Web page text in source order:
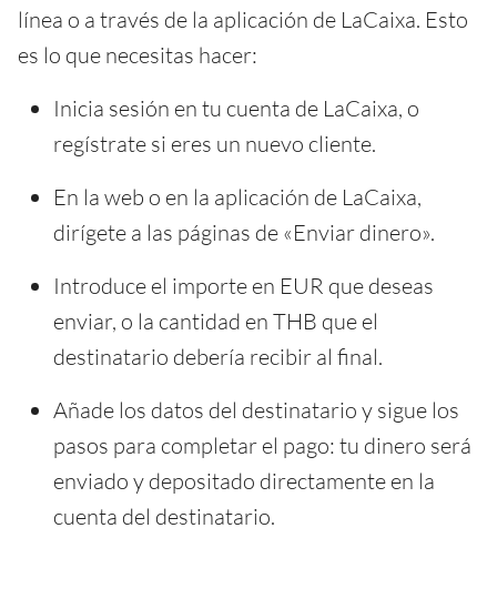
línea o a través de la aplicación de LaCaixa. Esto
es lo que necesitas hacer:
Inicia sesión en tu cuenta de LaCaixa, o
regístrate si eres un nuevo cliente.
En la web o en la aplicación de LaCaixa,
dirígete a las páginas de «Enviar dinero».
Introduce el importe en EUR que deseas
enviar, o la cantidad en THB que el
destinatario debería recibir al final.
Añade los datos del destinatario y sigue los
pasos para completar el pago: tu dinero será
enviado y depositado directamente en la
cuenta del destinatario.